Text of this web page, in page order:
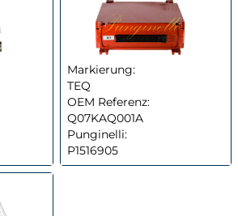
Markierung:
TEQ
OEM Referenz:
Q07KAQ001A
Punginelli:
P1516905